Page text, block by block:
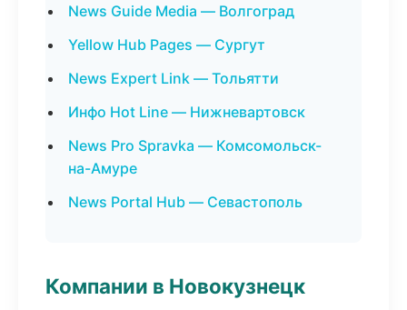
News Guide Media — Волгоград
Yellow Hub Pages — Сургут
News Expert Link — Тольятти
Инфо Hot Line — Нижневартовск
News Pro Spravka — Комсомольск-
на-Амуре
News Portal Hub — Севастополь
Компании в Новокузнецк